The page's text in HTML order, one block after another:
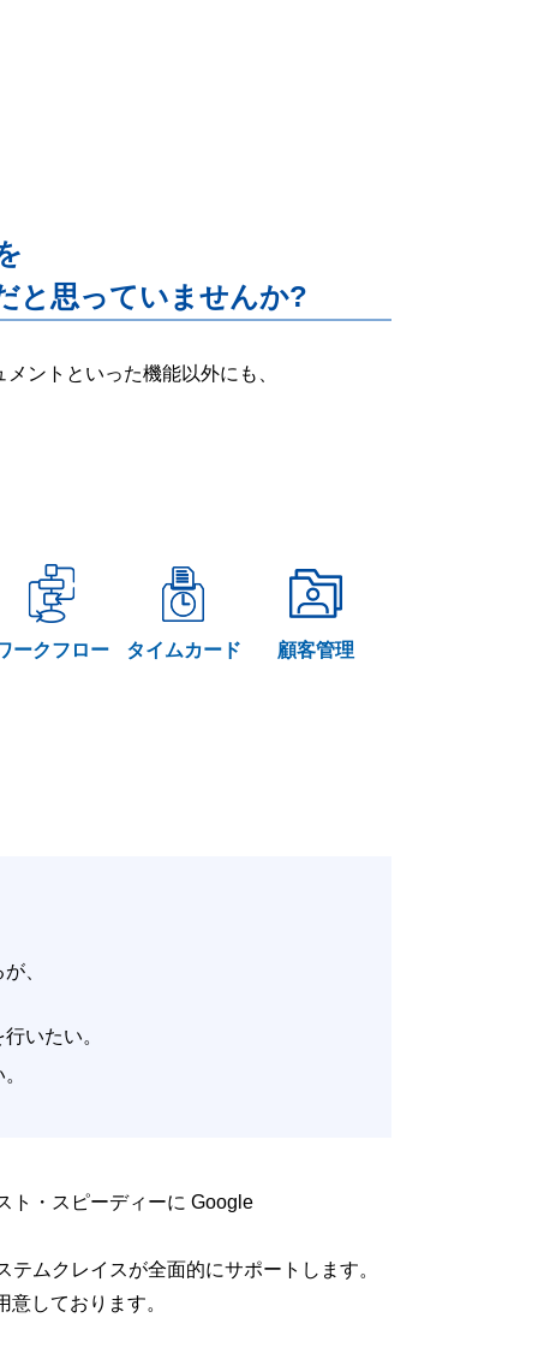
と思っていませんか?
ントといった機能以外にも、
ークフロー タイムカード 顧客管理
、
いたい。
ト・スピーディーに Google
ムクレイスが全面的にサポートします。
しております。